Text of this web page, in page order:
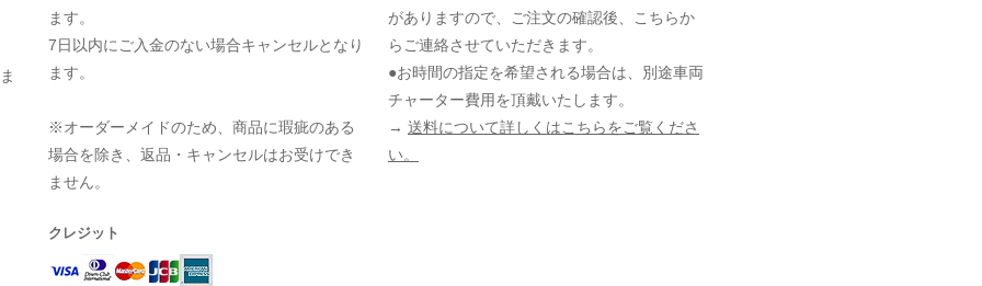
ます。
7日以内にご入金のない場合キャンセルとなり
ます。
※オーダーメイドのため、商品に瑕疵のある
場合を除き、返品・キャンセルはお受けでき
ません。
クレジット
がありますので、ご注文の確認後、こちらか
らご連絡させていただきます。
●お時間の指定を希望される場合は、別途車両
チャーター費用を頂戴いたします。
→ 送料について詳しくはこちらをご覧くださ
い。